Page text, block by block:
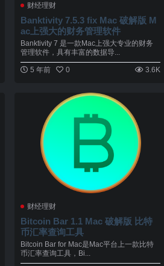
财经理财
Banktivity 7.5.3 fix Mac 破解版 M
ac上强大的财务管理软件
Banktivity 7 是一款Mac上强大专业的财务
管理软件，具有丰富的数据导...
5 年前 0 3.6K
财经理财
Bitcoin Bar 1.1 Mac 破解版 比特
币汇率查询工具
Bitcoin Bar for Mac是Mac平台上一款比特
币汇率查询工具，Bi...